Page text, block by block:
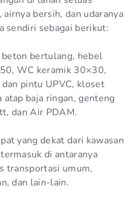
bersih, dan udaranya
sendiri sebagai berikut:
bertulang, hebel
WC keramik 30×30,
pintu UPVC, kloset
atap baja ringan, genteng
dan Air PDAM.
yang dekat dari kawasan
di antaranya
transportasi umum,
dan lain-lain.